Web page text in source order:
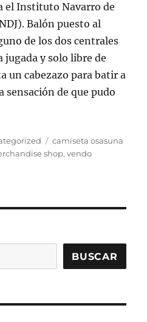
el Instituto Navarro de
Balón puesto al
de los dos centrales
y solo libre de
un cabezazo para batir a
sensación de que pudo
Etiquetas
camiseta osasuna
shop,vendo
BUSCAR